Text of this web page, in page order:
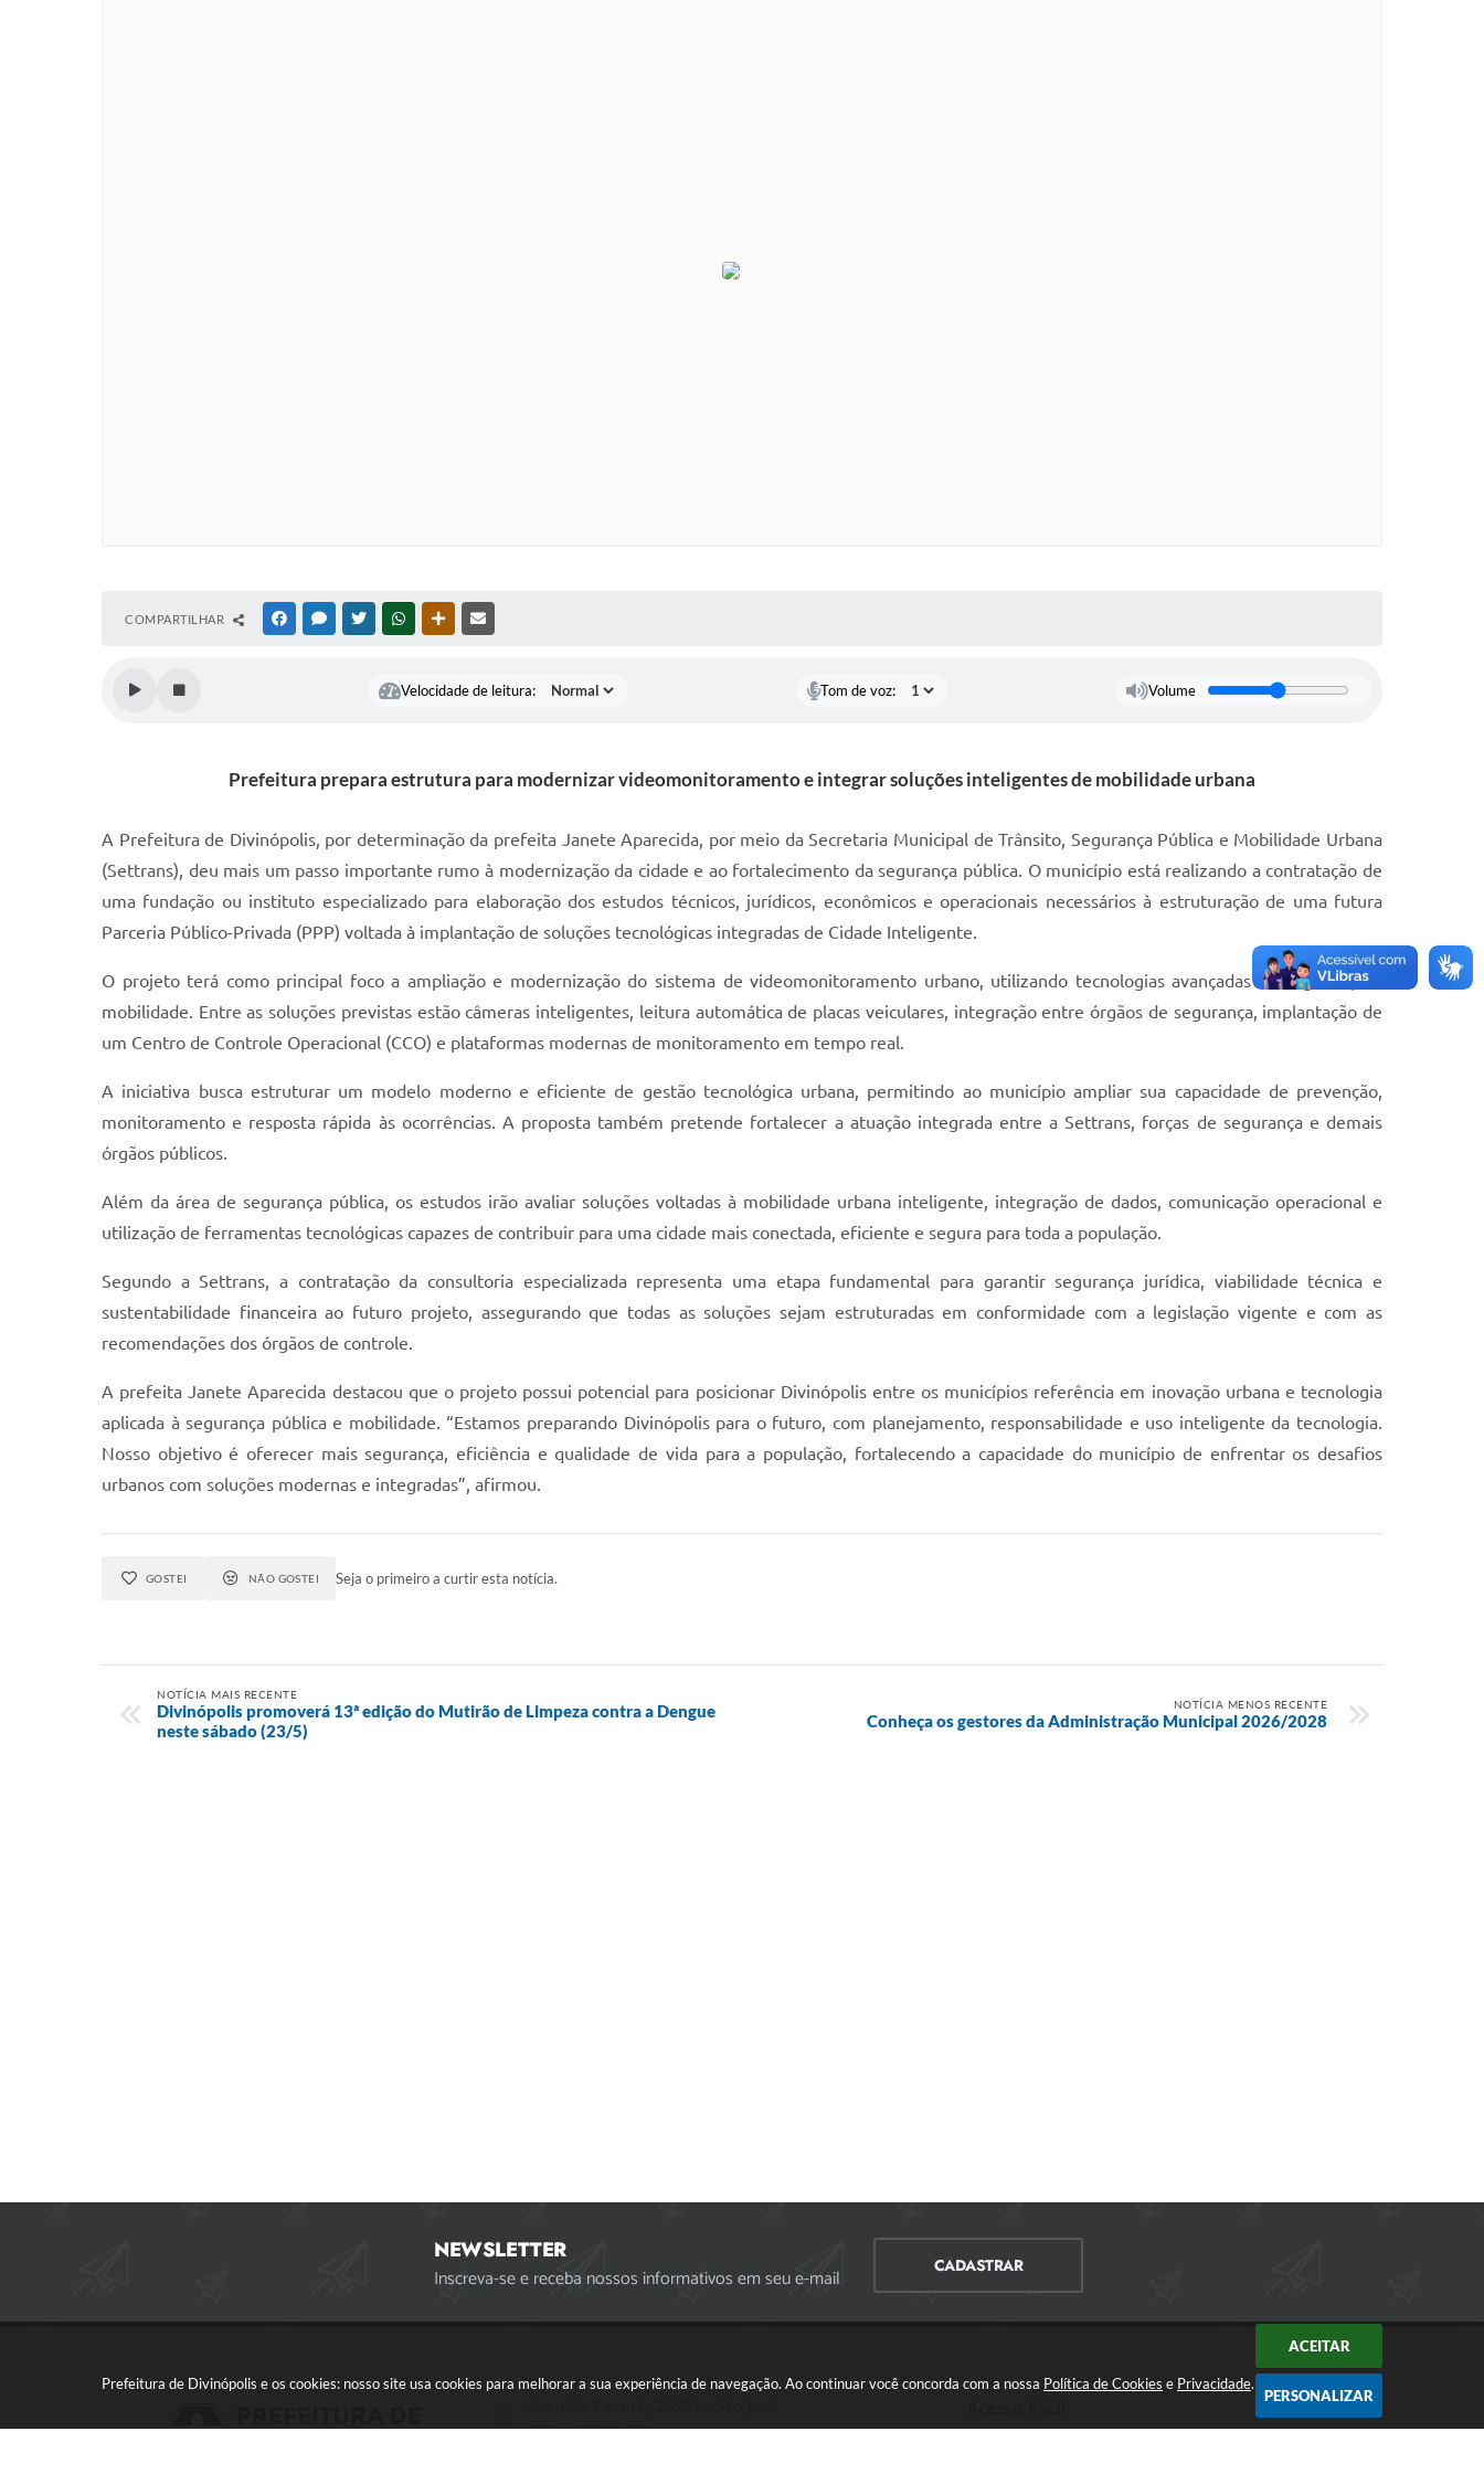
Prefeitura de Divinópolis e os cookies: nosso site usa cookies para melhorar a sua experiência de navegação. Ao continuar você concorda com a nossa Política de Cookies e Privacidade.
ACEITAR
PERSONALIZAR
COMPARTILHAR FACEBOOKMESSENGER
TWITTERWHATSAPPOUTRAS MÍDIAS
Velocidade de leitura: Tom de voz: Volume
Prefeitura prepara estrutura para modernizar videomonitoramento e integrar soluções inteligentes de mobilidade urbana
A Prefeitura de Divinópolis, por determinação da prefeita Janete Aparecida, por meio da Secretaria Municipal de Trânsito, Segurança Pública e Mobilidade Urbana
(Settrans), deu mais um passo importante rumo à modernização da cidade e ao fortalecimento da segurança pública. O município está realizando a contratação de
uma fundação ou instituto especializado para elaboração dos estudos técnicos, jurídicos, econômicos e operacionais necessários à estruturação de uma futura
Parceria Público-Privada (PPP) voltada à implantação de soluções tecnológicas integradas de Cidade Inteligente.
O projeto terá como principal foco a ampliação e modernização do sistema de videomonitoramento urbano, utilizando tecnologias avançadas de segurança e
mobilidade. Entre as soluções previstas estão câmeras inteligentes, leitura automática de placas veiculares, integração entre órgãos de segurança, implantação de
um Centro de Controle Operacional (CCO) e plataformas modernas de monitoramento em tempo real.
A iniciativa busca estruturar um modelo moderno e eficiente de gestão tecnológica urbana, permitindo ao município ampliar sua capacidade de prevenção,
monitoramento e resposta rápida às ocorrências. A proposta também pretende fortalecer a atuação integrada entre a Settrans, forças de segurança e demais
órgãos públicos.
Além da área de segurança pública, os estudos irão avaliar soluções voltadas à mobilidade urbana inteligente, integração de dados, comunicação operacional e
utilização de ferramentas tecnológicas capazes de contribuir para uma cidade mais conectada, eficiente e segura para toda a população.
Segundo a Settrans, a contratação da consultoria especializada representa uma etapa fundamental para garantir segurança jurídica, viabilidade técnica e
sustentabilidade financeira ao futuro projeto, assegurando que todas as soluções sejam estruturadas em conformidade com a legislação vigente e com as
recomendações dos órgãos de controle.
A prefeita Janete Aparecida destacou que o projeto possui potencial para posicionar Divinópolis entre os municípios referência em inovação urbana e tecnologia
aplicada à segurança pública e mobilidade. “Estamos preparando Divinópolis para o futuro, com planejamento, responsabilidade e uso inteligente da tecnologia.
Nosso objetivo é oferecer mais segurança, eficiência e qualidade de vida para a população, fortalecendo a capacidade do município de enfrentar os desafios
urbanos com soluções modernas e integradas”, afirmou.
GOSTEI NÃO GOSTEI Seja o primeiro a curtir esta notícia.
NOTÍCIA MAIS RECENTE
Divinópolis promoverá 13ª edição do Mutirão de Limpeza contra a Dengue
neste sábado (23/5)
NOTÍCIA MENOS RECENTE
Conheça os gestores da Administração Municipal 2026/2028
NEWSLETTER
Inscreva-se e receba nossos informativos em seu e-mail CADASTRAR
CEP: 35501-170